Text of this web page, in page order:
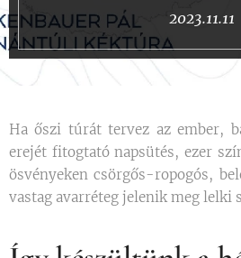
2023.11.11
Ha őszi túrát tervez az ember,
erejét fitogtató napsütés, ezer
ösvényeken csörgős-ropogós,
vastag avarréteg jelenik meg lelki